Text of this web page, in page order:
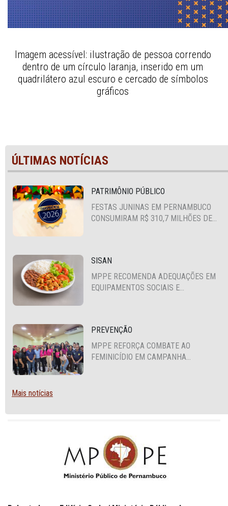
Imagem acessível: ilustração de pessoa correndo
dentro de um círculo laranja, inserido em um
quadrilátero azul escuro e cercado de símbolos
gráficos
ÚLTIMAS NOTÍCIAS
PATRIMÔNIO PÚBLICO
FESTAS JUNINAS EM PERNAMBUCO
CONSUMIRAM R$ 310,7 MILHÕES DE
SISAN
MPPE RECOMENDA ADEQUAÇÕES EM
EQUIPAMENTOS SOCIAIS E
PREVENÇÃO
MPPE REFORÇA COMBATE AO
FEMINICÍDIO EM CAMPANHA
Mais notícias